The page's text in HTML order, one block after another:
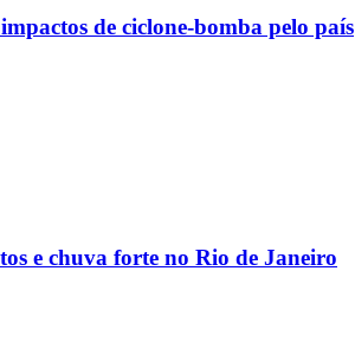
de ciclone-bomba pelo país
e chuva forte no Rio de Janeiro